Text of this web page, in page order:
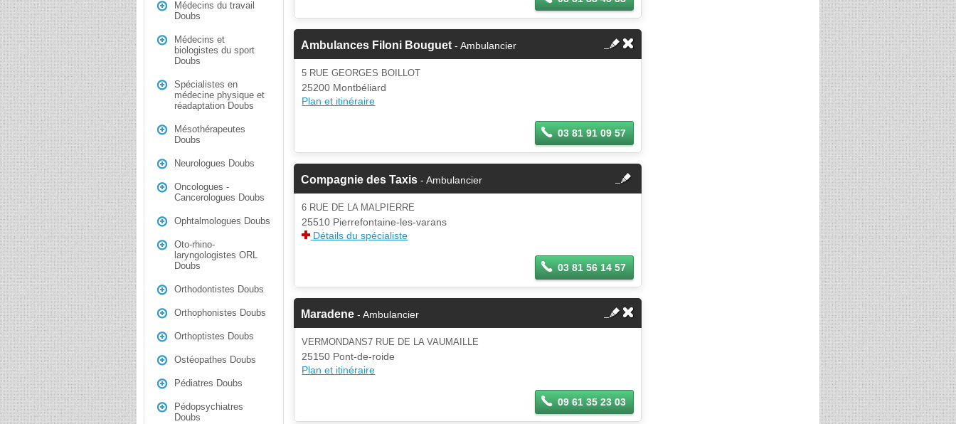
Médecins du travail
Doubs
Médecins et
biologistes du sport
Doubs
Spécialistes en
médecine physique et
réadaptation Doubs
Mésothérapeutes
Doubs
Neurologues Doubs
Oncologues -
Cancerologues Doubs
Ophtalmologues Doubs
Oto-rhino-
laryngologistes ORL
Doubs
Orthodontistes Doubs
Orthophonistes Doubs
Orthoptistes Doubs
Ostéopathes Doubs
Pédiatres Doubs
Pédopsychiatres
Doubs
Ambulances Filoni Bouguet - Ambulancier
5 RUE GEORGES BOILLOT
25200 Montbéliard
Plan et itinéraire
03 81 91 09 57
Compagnie des Taxis - Ambulancier fermer
Cette fiche est la propriété
d'un membre.
Si vous êtes ce membre, mettez à
jour ces informations sur votre
6 RUE DE LA MALPIERRE
25510 Pierrefontaine-les-varans
Détails du spécialiste
03 81 56 14 57
Maradene - Ambulancier
VERMONDANS7 RUE DE LA VAUMAILLE
25150 Pont-de-roide
Plan et itinéraire
09 61 35 23 03